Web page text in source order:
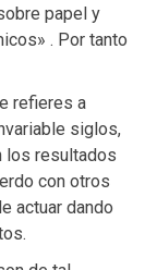
papel y
. Por tanto
refieres a
siglos,
los resultados
con otros
actuar dando